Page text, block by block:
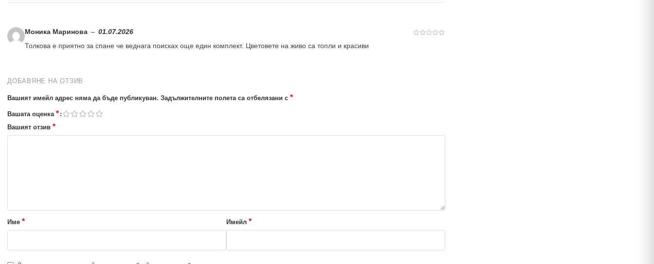
Моника Маринова – 01.07.2026
Толкова е приятно за спане че веднага поисках още един комплект. Цветовете на живо са топли и красиви
ДОБАВЯНЕ НА ОТЗИВ
Вашият имейл адрес няма да бъде публикуван. Задължителните полета са отбелязани с *
Вашата оценка *
Вашият отзив *
Име * Имейл *